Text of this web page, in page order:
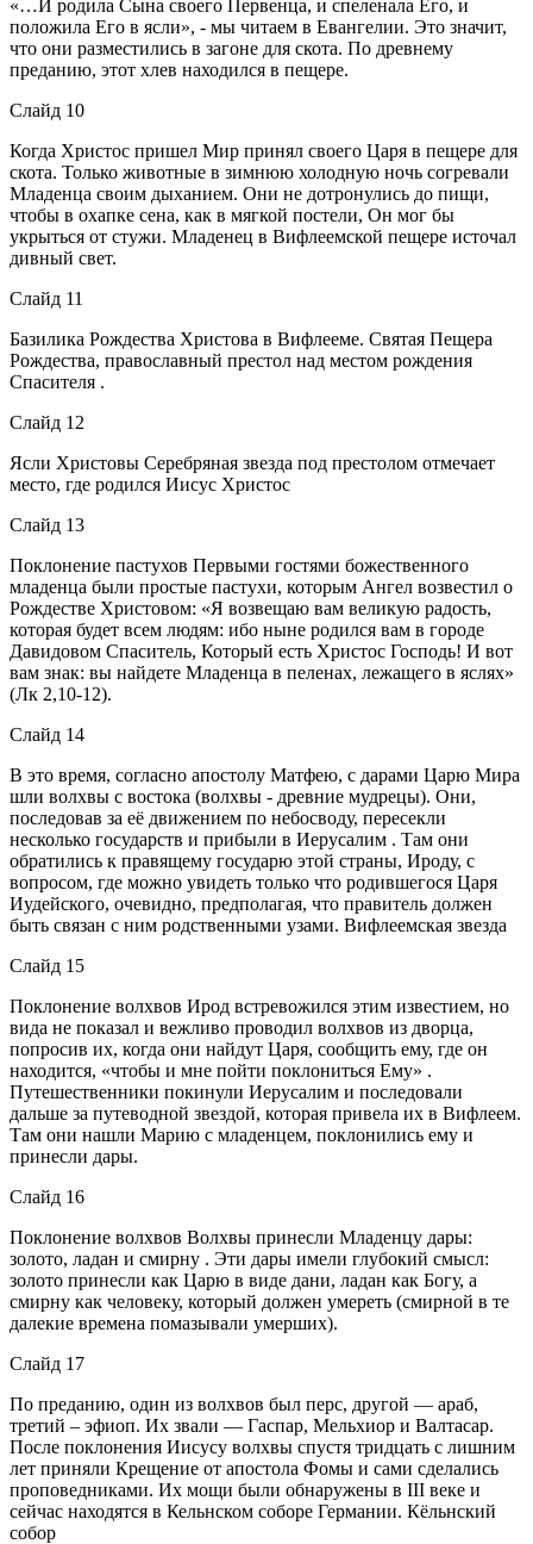
«…И родила Сына своего Первенца, и спеленала Его, и
положила Его в ясли», - мы читаем в Евангелии. Это значит,
что они разместились в загоне для скота. По древнему
преданию, этот хлев находился в пещере.
Слайд 10
Когда Христос пришел Мир принял своего Царя в пещере для
скота. Только животные в зимнюю холодную ночь согревали
Младенца своим дыханием. Они не дотронулись до пищи,
чтобы в охапке сена, как в мягкой постели, Он мог бы
укрыться от стужи. Младенец в Вифлеемской пещере источал
дивный свет.
Слайд 11
Базилика Рождества Христова в Вифлееме. Святая Пещера
Рождества, православный престол над местом рождения
Спасителя .
Слайд 12
Ясли Христовы Серебряная звезда под престолом отмечает
место, где родился Иисус Христос
Слайд 13
Поклонение пастухов Первыми гостями божественного
младенца были простые пастухи, которым Ангел возвестил о
Рождестве Христовом: «Я возвещаю вам великую радость,
которая будет всем людям: ибо ныне родился вам в городе
Давидовом Спаситель, Который есть Христос Господь! И вот
вам знак: вы найдете Младенца в пеленах, лежащего в яслях»
(Лк 2,10-12).
Слайд 14
В это время, согласно апостолу Матфею, с дарами Царю Мира
шли волхвы с востока (волхвы - древние мудрецы). Они,
последовав за её движением по небосводу, пересекли
несколько государств и прибыли в Иерусалим . Там они
обратились к правящему государю этой страны, Ироду, с
вопросом, где можно увидеть только что родившегося Царя
Иудейского, очевидно, предполагая, что правитель должен
быть связан с ним родственными узами. Вифлеемская звезда
Слайд 15
Поклонение волхвов Ирод встревожился этим известием, но
вида не показал и вежливо проводил волхвов из дворца,
попросив их, когда они найдут Царя, сообщить ему, где он
находится, «чтобы и мне пойти поклониться Ему» .
Путешественники покинули Иерусалим и последовали
дальше за путеводной звездой, которая привела их в Вифлеем.
Там они нашли Марию с младенцем, поклонились ему и
принесли дары.
Слайд 16
Поклонение волхвов Волхвы принесли Младенцу дары:
золото, ладан и смирну . Эти дары имели глубокий смысл:
золото принесли как Царю в виде дани, ладан как Богу, а
смирну как человеку, который должен умереть (смирной в те
далекие времена помазывали умерших).
Слайд 17
По преданию, один из волхвов был перс, другой — араб,
третий – эфиоп. Их звали — Гаспар, Мельхиор и Валтасар.
После поклонения Иисусу волхвы спустя тридцать с лишним
лет приняли Крещение от апостола Фомы и сами сделались
проповедниками. Их мощи были обнаружены в III веке и
сейчас находятся в Кельнском соборе Германии. Кёльнский
собор